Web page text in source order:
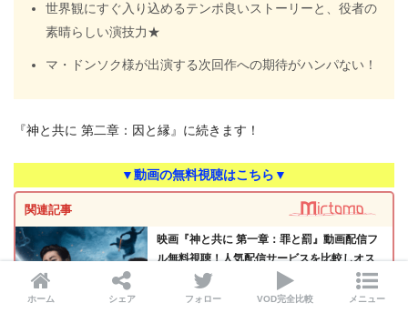
世界観にすぐ入り込めるテンポ良いストーリーと、役者の
素晴らしい演技力★
マ・ドンソク様が出演する次回作への期待がハンパない！
『神と共に 第二章：因と縁』に続きます！
▼動画の無料視聴はこちら▼
関連記事
映画『神と共に 第一章：罪と罰』動画配信フ
ル無料視聴！人気配信サービスを比較しオス
スメを紹介
ホーム シェア フォロー VOD完全比較 メニュー